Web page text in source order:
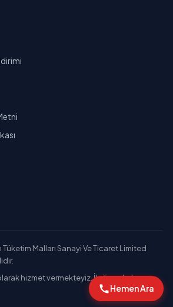
Malları Sanayi Ve Ticaret Limited
hizmet vermekteyiz. İlgili markaların
Hemen Ara